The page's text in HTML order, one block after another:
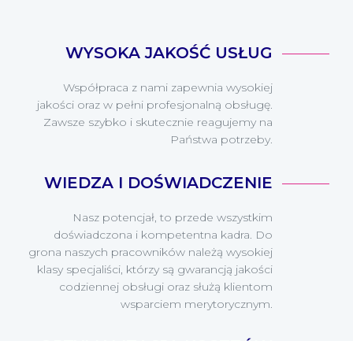
WYSOKA JAKOŚĆ USŁUG
Współpraca z nami zapewnia wysokiej
jakości oraz w pełni profesjonalną obsługę.
Zawsze szybko i skutecznie reagujemy na
Państwa potrzeby.
WIEDZA I DOŚWIADCZENIE
Nasz potencjał, to przede wszystkim
doświadczona i kompetentna kadra. Do
grona naszych pracowników należą wysokiej
klasy specjaliści, którzy są gwarancją jakości
codziennej obsługi oraz służą klientom
wsparciem merytorycznym.